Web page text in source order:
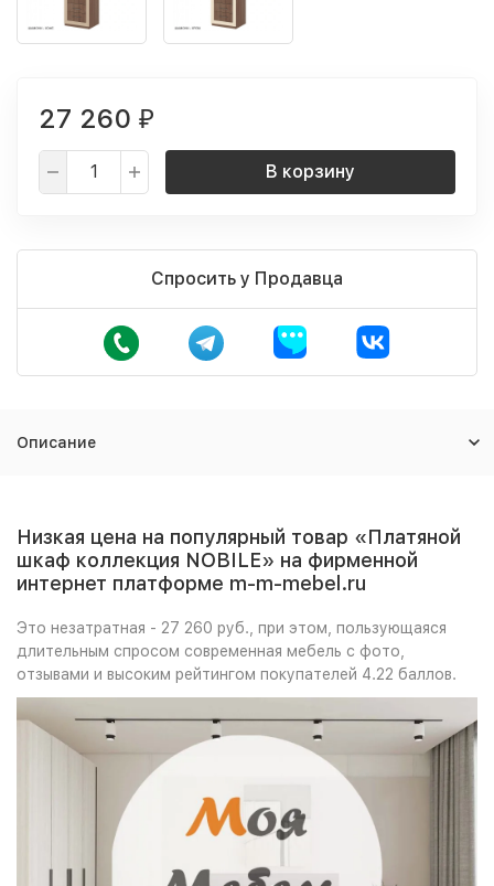
27 260 ₽
В корзину
Спросить у Продавца
Описание
Низкая цена на популярный товар «Платяной
шкаф коллекция NOBILE» на фирменной
интернет платформе m-m-mebel.ru
Это незатратная - 27 260 руб., при этом, пользующаяся
длительным спросом современная мебель с фото,
отзывами и высоким рейтингом покупателей 4.22 баллов.